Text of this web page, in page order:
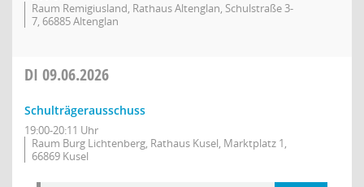
Raum Remigiusland, Rathaus Altenglan, Schulstraße 3-
7, 66885 Altenglan
DI 09.06.2026
Schulträgerausschuss
19:00-20:11 Uhr
Raum Burg Lichtenberg, Rathaus Kusel, Marktplatz 1,
66869 Kusel